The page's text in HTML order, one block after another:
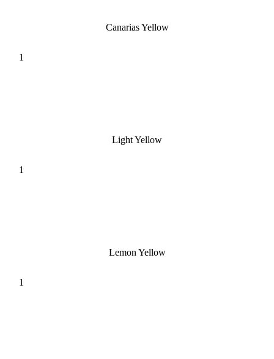
Canarias Yellow
Light Yellow
Lemon Yellow